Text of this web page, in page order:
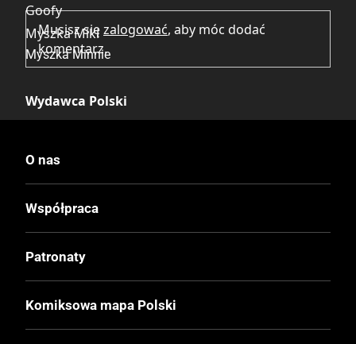
Goofy
Myszka Miki
Myszka Minnie
Wydawca Polski
Musisz sięzalogować, aby móc dodać
komentarz.
O nas
Współpraca
Patronaty
Komiksowa mapa Polski